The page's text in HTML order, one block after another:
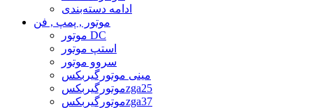
ادامه دسته‌بندی
موتور , پمپ , فن
موتور DC
استپ موتور
سروو موتور
مینی موتورگیربکس
موتورگیربکسzga25
موتورگیربکسzga37